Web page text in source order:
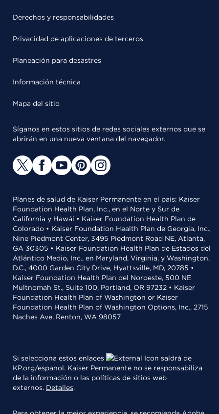
Derechos y responsabilidades
Privacidad de aplicaciones de terceros
Planeación para desastres
Información técnica
Mapa del sitio
Síganos en estos sitios de redes sociales externos que se
abrirán en una nueva ventana del navegador.
Planes de salud de Kaiser Permanente en el país: Kaiser
Foundation Health Plan, Inc., en el Norte y Sur de
California y Hawái • Kaiser Foundation Health Plan de
Colorado • Kaiser Foundation Health Plan de Georgia, Inc.,
Nine Piedmont Center, 3495 Piedmont Road NE, Atlanta,
GA 30305 • Kaiser Foundation Health Plan de Estados del
Atlántico Medio, Inc., en Maryland, Virginia, y Washington,
D.C., 4000 Garden City Drive, Hyattsville, MD, 20785 •
Kaiser Foundation Health Plan del Noroeste, 500 NE
Multnomah St., Suite 100, Portland, OR 97232 • Kaiser
Foundation Health Plan of Washington or Kaiser
Foundation Health Plan of Washington Options, Inc., 2715
Naches Ave, Renton, WA 98057
Si selecciona estos enlaces
saldrá de
KP.org/espanol. Kaiser Permanente no se responsabiliza
de la información o las políticas de sitios web
externos. Detalles.